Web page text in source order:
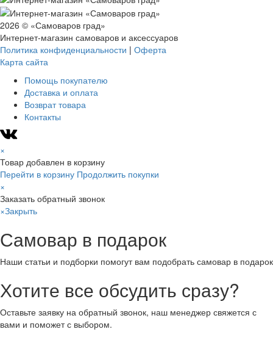
2026 © «Самоваров град»
Интернет-магазин самоваров и аксессуаров
Политика конфиденциальности | Оферта
Карта сайта
Помощь покупателю
Доставка и оплата
Возврат товара
Контакты
×
Товар добавлен в корзину
Перейти в корзину Продолжить покупки
×
Заказать обратный звонок
×Закрыть
Самовар в подарок
Наши статьи и подборки помогут вам подобрать самовар в подарок
Хотите все обсудить сразу?
Оставьте заявку на обратный звонок, наш менеджер свяжется с
вами и поможет с выбором.